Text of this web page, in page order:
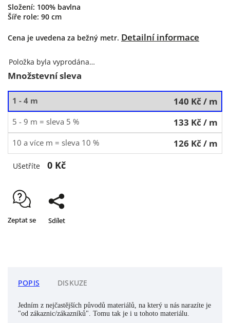
Složení: 100% bavlna
Šíře role: 90 cm
Cena je uvedena za bežný metr. Detailní informace
Položka byla vyprodána…
Množstevní sleva
1 - 4 m 140 Kč/ m
5 - 9 m = sleva 5 % 133 Kč/ m
10 a více m = sleva 10 % 126 Kč/ m
Ušetříte 0 Kč
Zeptat se Sdílet
POPIS DISKUZE
Jedním z nejčastějších původů materiálů, na který u nás narazíte je
"od zákaznic/zákazníků". Tomu tak je i u tohoto materiálu.